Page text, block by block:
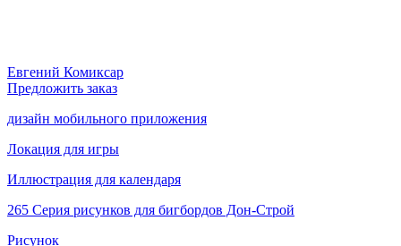
Евгений Комиксар
Предложить заказ
дизайн мобильного приложения
Локация для игры
Иллюстрация для календаря
265 Серия рисунков для бигбордов Дон-Строй
Рисунок